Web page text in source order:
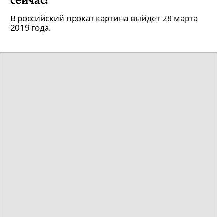
В российский прокат картина выйдет 28 марта
2019 года.